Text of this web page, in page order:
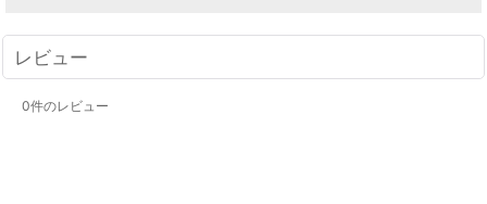
レビュー
0件のレビュー